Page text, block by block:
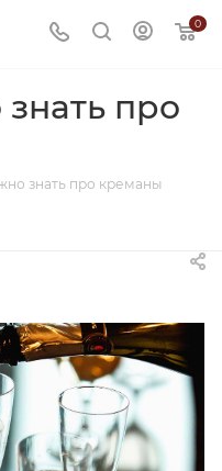
0
про
знать про креманы